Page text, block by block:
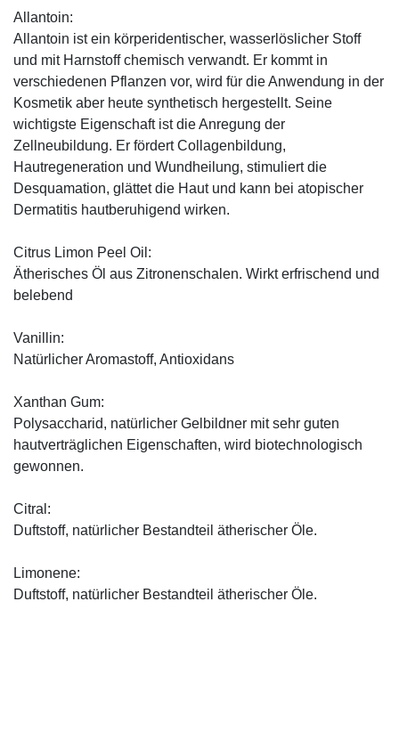
Allantoin:
Allantoin ist ein körperidentischer, wasserlöslicher Stoff
und mit Harnstoff chemisch verwandt. Er kommt in
verschiedenen Pflanzen vor, wird für die Anwendung in der
Kosmetik aber heute synthetisch hergestellt. Seine
wichtigste Eigenschaft ist die Anregung der
Zellneubildung. Er fördert Collagenbildung,
Hautregeneration und Wundheilung, stimuliert die
Desquamation, glättet die Haut und kann bei atopischer
Dermatitis hautberuhigend wirken.
Citrus Limon Peel Oil:
Ätherisches Öl aus Zitronenschalen. Wirkt erfrischend und
belebend
Vanillin:
Natürlicher Aromastoff, Antioxidans
Xanthan Gum:
Polysaccharid, natürlicher Gelbildner mit sehr guten
hautverträglichen Eigenschaften, wird biotechnologisch
gewonnen.
Citral:
Duftstoff, natürlicher Bestandteil ätherischer Öle.
Limonene:
Duftstoff, natürlicher Bestandteil ätherischer Öle.